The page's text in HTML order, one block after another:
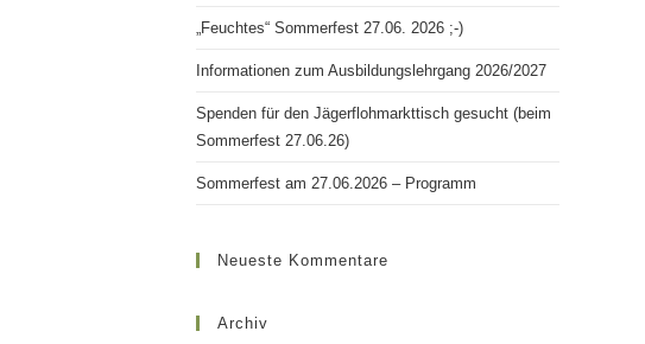
„Feuchtes“ Sommerfest 27.06. 2026 ;-)
Informationen zum Ausbildungslehrgang 2026/2027
Spenden für den Jägerflohmarkttisch gesucht (beim
Sommerfest 27.06.26)
Sommerfest am 27.06.2026 – Programm
Neueste Kommentare
Archiv